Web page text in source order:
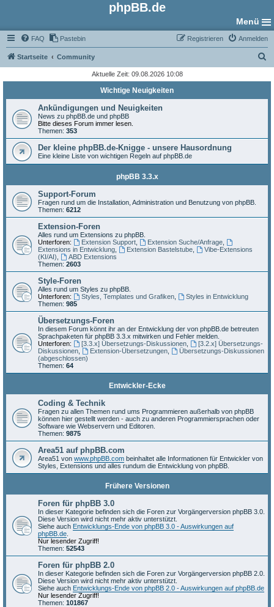
phpBB.de
Menü
FAQ Pastebin Anmelden
Registrieren
Startseite Community
h
Aktuelle Zeit: 09.08.2026 10:08
Wichtige Neuigkeiten
Ankündigungen und Neuigkeiten
News zu phpBB.de und phpBB
Bitte dieses Forum immer lesen.
Themen: 353
Der kleine phpBB.de-Knigge - unsere Hausordnung
Eine kleine Liste von wichtigen Regeln auf phpBB.de
phpBB 3.3.x
Support-Forum
Fragen rund um die Installation, Administration und Benutzung von phpBB.
Themen: 6212
Extension-Foren
Alles rund um Extensions zu phpBB.
Unterforen:
Extension Support, Extension Suche/Anfrage,
Extensions in Entwicklung
Extension Bastelstube,
Vibe-Extensions
(KI/AI)
ABD Extensions
Themen: 2603
Style-Foren
Alles rund um Styles zu phpBB.
Unterforen:
Styles, Templates und Grafiken,
Styles in Entwicklung
Themen: 985
Übersetzungs-Foren
In diesem Forum könnt ihr an der Entwicklung der von phpBB.de betreuten
Sprachpaketen für phpBB 3.3.x mitwirken und Fehler melden.
Unterforen:
[3.3.x] Übersetzungs-Diskussionen,
[3.2.x] Übersetzungs-
Diskussionen
Extension-Übersetzungen,
Übersetzungs-Diskussionen
(abgeschlossen)
Themen: 64
Entwickler-Ecke
Coding & Technik
Fragen zu allen Themen rund ums Programmieren außerhalb von phpBB
können hier gestellt werden - auch zu anderen Programmiersprachen oder
Software wie Webservern und Editoren.
Themen: 9875
Area51 auf phpBB.com
Area51 von www.phpBB.com beinhaltet alle Informationen für Entwickler von
Styles, Extensions und alles rundum die Entwicklung von phpBB.
Frühere Versionen
Foren für phpBB 3.0
In dieser Kategorie befinden sich die Foren zur Vorgängerversion phpBB 3.0.
Diese Version wird nicht mehr aktiv unterstützt.
Siehe auch Entwicklungs-Ende von phpBB 3.0 - Auswirkungen auf
phpBB.de
Nur lesender Zugriff!
Themen: 52543
Foren für phpBB 2.0
In dieser Kategorie befinden sich die Foren zur Vorgängerversion phpBB 2.0.
Diese Version wird nicht mehr aktiv unterstützt.
Siehe auch Entwicklungs-Ende von phpBB 2.0 - Auswirkungen auf phpBB.de
Nur lesender Zugriff!
Themen: 101867